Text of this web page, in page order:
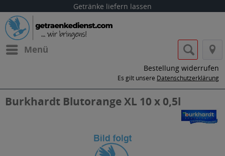
Getränke liefern lassen
Menü
Bestellung widerrufen
Es gilt unsere Datenschutzerklärung
Burkhardt Blutorange XL 10 x 0,5l